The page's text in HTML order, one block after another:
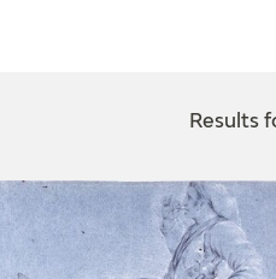
Results